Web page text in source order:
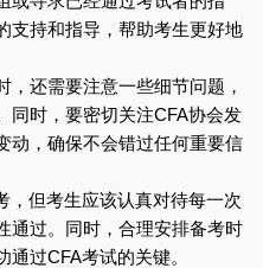
支持和指导，帮助考生更好地
还需要注意一些细节问题，
同时，要密切关注CFA协会发
动，确保不会错过任何重要信
，但考生应该认真对待每一次
通过。同时，合理安排备考时
过CFA考试的关键。